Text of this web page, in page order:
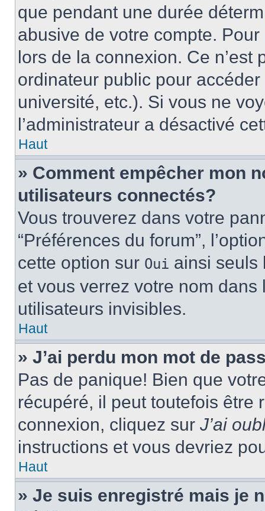
que pendant une durée
abusive de votre compte.
lors de la connexion. Ce
ordinateur public pour
université, etc.). Si vous ne
l’administrateur a désactivé
Haut
» Comment empêcher mon
utilisateurs connectés?
Vous trouverez dans votre
“Préférences du forum”,
cette option sur Oui ainsi seuls
et vous verrez votre nom
utilisateurs invisibles.
Haut
» J’ai perdu mon mot de
Pas de panique! Bien que
récupéré, il peut toutefois être
connexion, cliquez sur J’ai
instructions et vous devriez
Haut
» Je suis enregistré mais je